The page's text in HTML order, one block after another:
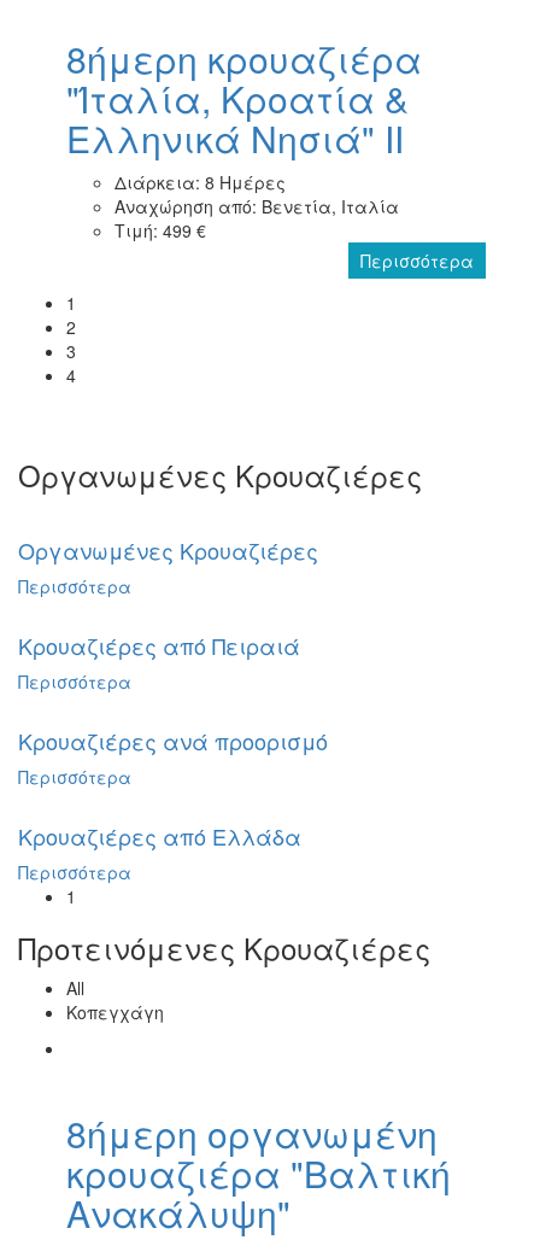
8ήμερη κρουαζιέρα
"Ίταλία, Κροατία &
Ελληνικά Νησιά" II
Διάρκεια: 8 Ημέρες
Αναχώρηση από: Βενετία, Ιταλία
Τιμή: 499 €
Περισσότερα
1
2
3
4
Οργανωμένες Κρουαζιέρες
Οργανωμένες Κρουαζιέρες
Περισσότερα
Κρουαζιέρες από Πειραιά
Περισσότερα
Κρουαζιέρες ανά προορισμό
Περισσότερα
Κρουαζιέρες από Ελλάδα
Περισσότερα
1
Προτεινόμενες Κρουαζιέρες
All
Κοπεγχάγη
8ήμερη οργανωμένη
κρουαζιέρα "Βαλτική
Ανακάλυψη"